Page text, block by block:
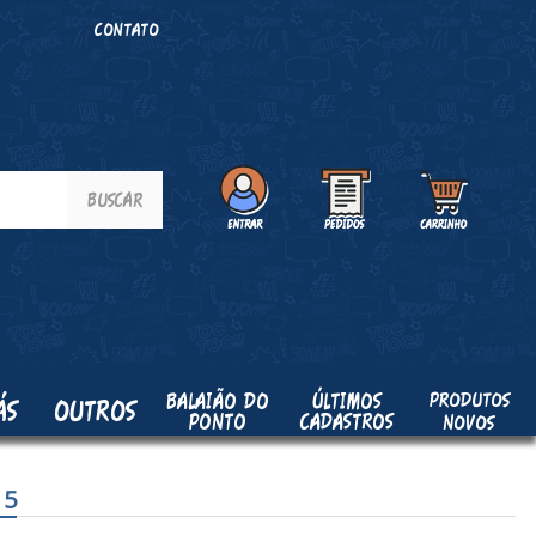
CONTATO
OUTROS BALAIÃO DO
PONTO
ÚLTIMOS
CADASTROS
PRODUTOS
NOVOS